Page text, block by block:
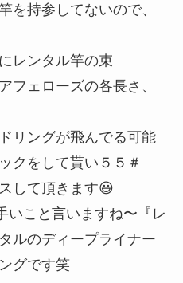
を持参してないので、
レンタル竿の束
フェローズの各長さ、
リングが飛んでる可能
クをして貰い５５＃
して頂きます😃
いこと言いますね〜『レ
ルのディープライナー
グです笑